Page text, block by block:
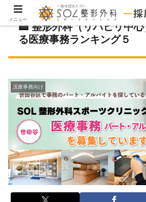
🏥 整形外科（リハビリ中
る医療事務ランキング５
医療事務向け
メニュー